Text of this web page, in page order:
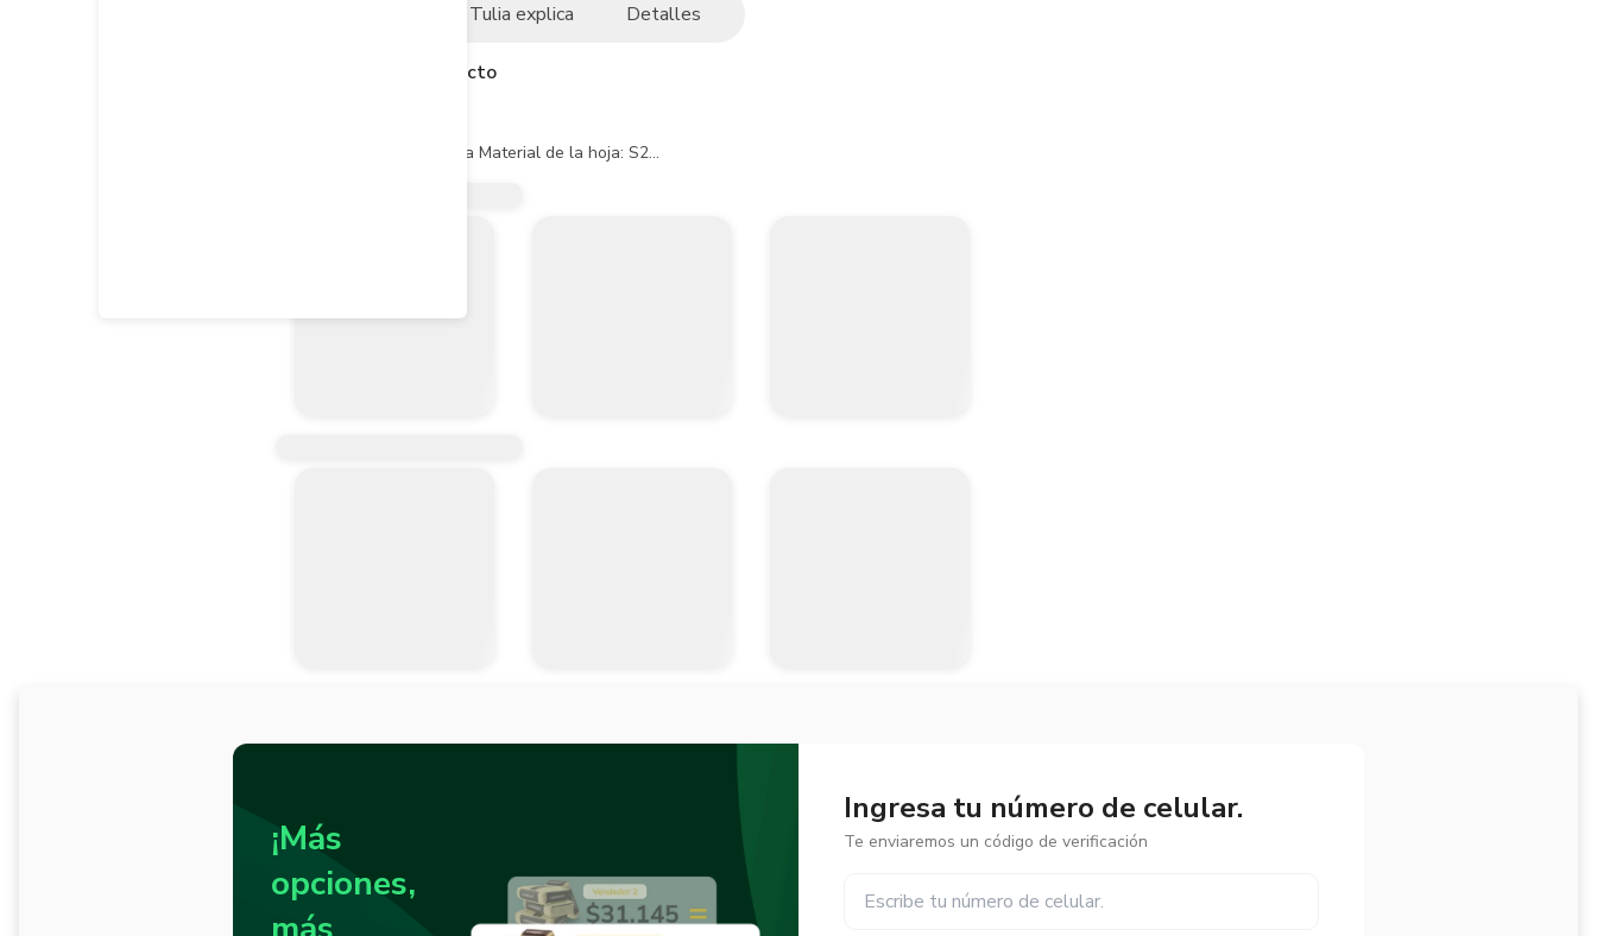
Tulia explica Detalles
Descripción del producto
- Destornillador de ranura Material de la hoja: S2
- 1 destornillador con 1 colgador de plástico
¡Más
opciones,
Ingresa tu número de celular.
Te enviaremos un código de verificación